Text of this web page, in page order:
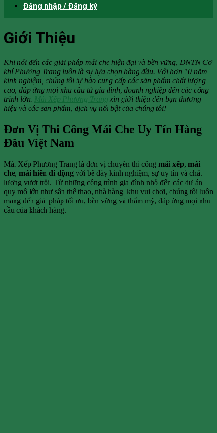
Đăng nhập / Đăng ký
Giới Thiệu
Khi nói đến các giải pháp mái che hiện đại và bền vững, DNTN Cơ
khí Phương Trang luôn là sự lựa chọn hàng đầu. Với hơn 10 năm
kinh nghiệm, chúng tôi tự hào cung cấp các sản phẩm chất lượng
cao, đáp ứng mọi nhu cầu từ gia đình, doanh nghiệp đến các công
trình lớn. Mái Xếp Phương Trang xin giới thiệu đến bạn thương
hiệu và các sản phẩm, dịch vụ nổi bật của chúng tôi!
Đơn Vị Thi Công Mái Che Uy Tín Hàng
Đầu Việt Nam
Mái Xếp Phương Trang là đơn vị chuyên thi công mái xếp, mái
che, mái hiên di động với bề dày kinh nghiệm, sự uy tín và chất
lượng vượt trội. Từ những công trình gia đình nhỏ đến các dự án
quy mô lớn như sân thể thao, nhà hàng, khu vui chơi, chúng tôi luôn
mang đến giải pháp tối ưu, bền vững và thẩm mỹ, đáp ứng mọi nhu
cầu của khách hàng.